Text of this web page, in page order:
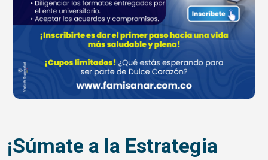
¡Súmate a la Estrategia